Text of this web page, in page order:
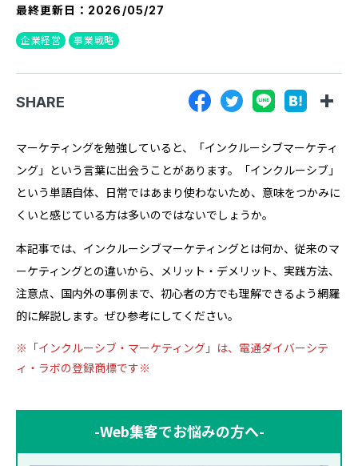
利用規約
運営会社
最終更新日： 2026/05/27
企業経営 事業戦略
SHARE
マーケティングを勉強していると、「インクルーシブマーケティ
ング」という言葉に出会うことがあります。「インクルーシブ」
という単語自体、日常ではあまり使わないため、意味をつかみに
くいと感じている方は多いのではないでしょうか。
本記事では、インクルーシブマーケティングとは何か、従来のマ
ーケティングとの違いから、メリット・デメリット、実践方法、
注意点、国内外の事例まで、初心者の方でも理解できるよう網羅
的に解説します。ぜひ参考にしてください。
※「インクルーシブ・マーケティング」は、電通ダイバーシテ
ィ・ラボの登録商標です※
-Web集客でお悩みの方へ-